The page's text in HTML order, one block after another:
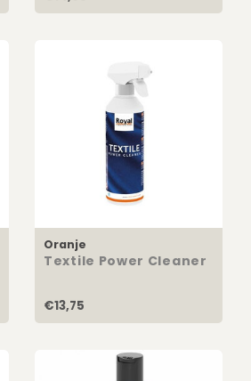
Oranje
Textile Power Cleaner
€13,75